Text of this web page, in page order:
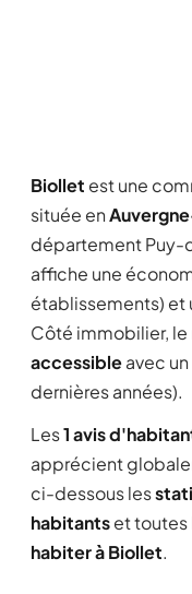
Biollet est une
située en
département Puy-
affiche une
établissements) et
Côté immobilier,
accessibleavec
dernières années).
Les1 avis
apprécient
ci-dessous les
habitantset toutes
habiter à Biollet.